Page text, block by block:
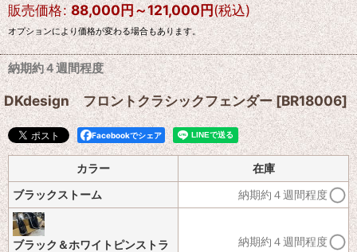
販売価格: 88,000円～121,000円(税込)
オプションにより価格が変わる場合もあります。
納期約４週間程度
DKdesign フロントクラシックフェンダー [BR18006]
Facebookでシェア
カラー
在庫
ブラックストーム
納期約４週間程度
ブラック＆ホワイトピンストラ
納期約４週間程度